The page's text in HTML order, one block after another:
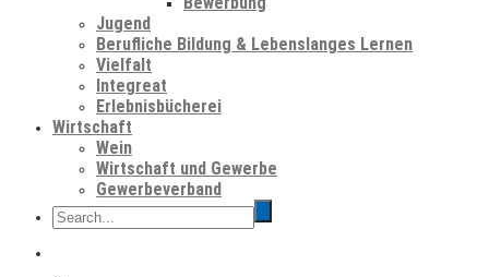
Jugend
Berufliche Bildung & Lebenslanges Lernen
Vielfalt
Integreat
Erlebnisbücherei
Wirtschaft
Wein
Wirtschaft und Gewerbe
Gewerbeverband